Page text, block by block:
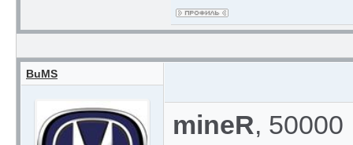
BuMS
mineR, 50000